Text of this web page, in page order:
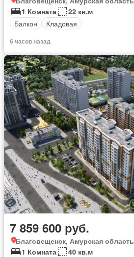
1 Комната
22 кв.м
Балкон
Кладовая
6 часов назад
7 859 600 руб.
Благовещенск, Амурская область
1 Комната
40 кв.м